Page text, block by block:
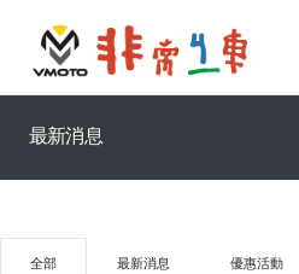
最新消息
全部 最新消息 優惠活動